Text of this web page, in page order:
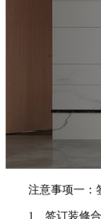
注意事项一：
1、签订装修合